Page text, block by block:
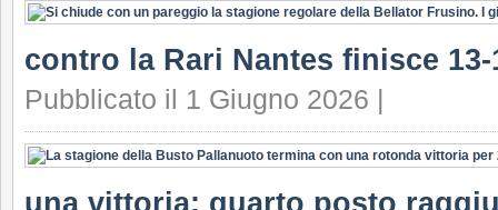
contro la Rari Nantes finisce 13-
Pubblicato il 1 Giugno 2026 |
una vittoria: quarto posto